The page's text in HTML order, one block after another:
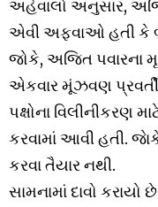
અહેવાલો અનુસાર,
એવી અફવાઓ હતી કે
જોકે, અજિત પવારના
એકવાર મૂંઝવણ
પક્ષોના વિલીનીકરણ
કરવામાં આવી હતી.
કરવા તૈયાર નથી.
સામનામાં દાવો